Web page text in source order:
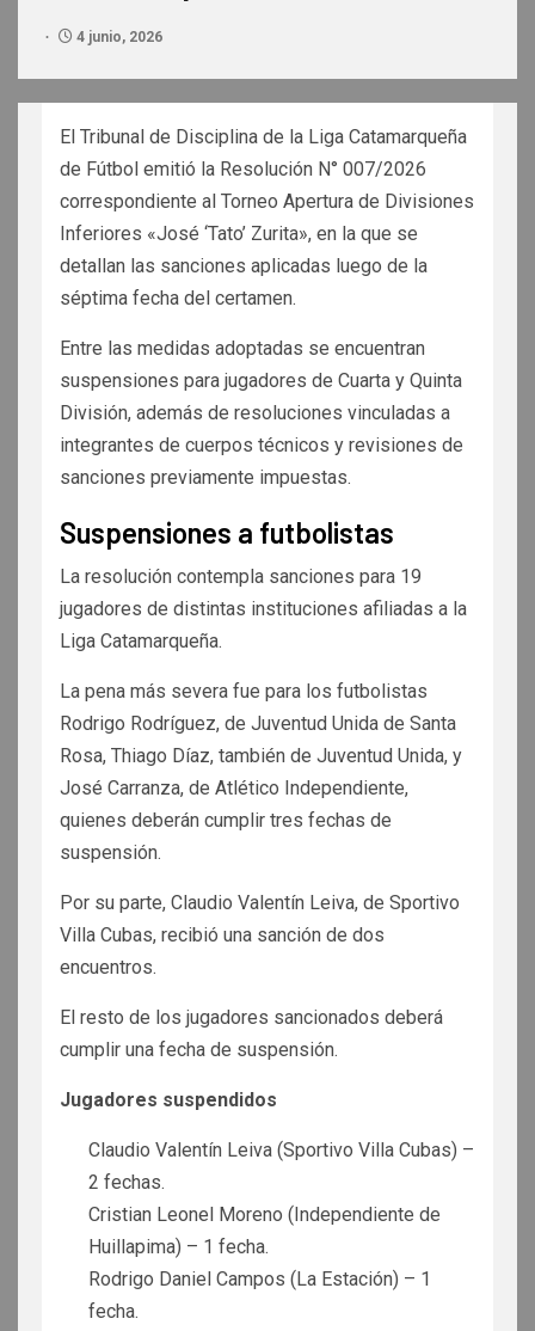
4 junio, 2026
El Tribunal de Disciplina de la Liga Catamarqueña
de Fútbol emitió la Resolución N° 007/2026
correspondiente al Torneo Apertura de Divisiones
Inferiores «José ‘Tato’ Zurita», en la que se
detallan las sanciones aplicadas luego de la
séptima fecha del certamen.
Entre las medidas adoptadas se encuentran
suspensiones para jugadores de Cuarta y Quinta
División, además de resoluciones vinculadas a
integrantes de cuerpos técnicos y revisiones de
sanciones previamente impuestas.
Suspensiones a futbolistas
La resolución contempla sanciones para 19
jugadores de distintas instituciones afiliadas a la
Liga Catamarqueña.
La pena más severa fue para los futbolistas
Rodrigo Rodríguez, de Juventud Unida de Santa
Rosa, Thiago Díaz, también de Juventud Unida, y
José Carranza, de Atlético Independiente,
quienes deberán cumplir tres fechas de
suspensión.
Por su parte, Claudio Valentín Leiva, de Sportivo
Villa Cubas, recibió una sanción de dos
encuentros.
El resto de los jugadores sancionados deberá
cumplir una fecha de suspensión.
Jugadores suspendidos
Claudio Valentín Leiva (Sportivo Villa Cubas) –
2 fechas.
Cristian Leonel Moreno (Independiente de
Huillapima) – 1 fecha.
Rodrigo Daniel Campos (La Estación) – 1
fecha.